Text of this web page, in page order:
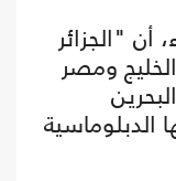
أن "الجزائر
ومصر